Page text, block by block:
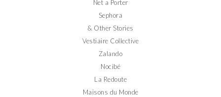
Net a Porter
Sephora
& Other Stories
Vestiaire Collective
Zalando
Nocibé
La Redoute
Maisons du Monde